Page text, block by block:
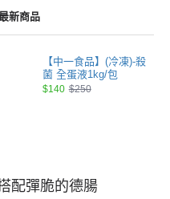
新商品
【中一食品】(冷凍)-殺
菌 全蛋液1kg/包
$140 $250
配彈脆的德腸